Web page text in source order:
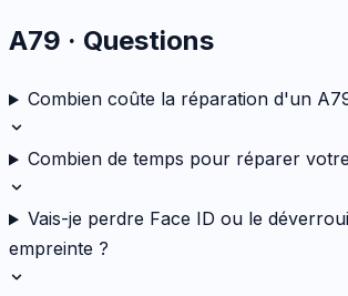
A79 · Questions
Combien coûte la réparation d'un
Combien de temps pour réparer
Vais-je perdre Face ID ou le
empreinte ?